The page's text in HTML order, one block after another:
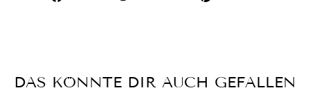
DAS KÖNNTE DIR AUCH GEFALLEN